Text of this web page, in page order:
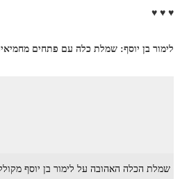
♥ ♥ ♥
לימור בן יוסף: שמלת כלה עם פתחים
שמלת הכלה האהובה על לימור בן יוסף מקולקציית 2015